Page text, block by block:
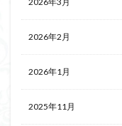
2026年2月
2026年1月
2025年11月